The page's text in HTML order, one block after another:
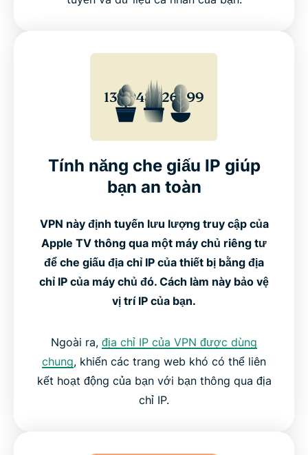
Câu hỏi thường gặp: Giới thiệu về VPN Apple TV
Tính năng che giấu IP giúp
bạn an toàn
VPN này định tuyến lưu lượng truy cập của
Apple TV thông qua một máy chủ riêng tư
để che giấu địa chỉ IP của thiết bị bằng địa
chỉ IP của máy chủ đó. Cách làm này bảo vệ
vị trí IP của bạn.
Ngoài ra, địa chỉ IP của VPN được dùng
chung, khiến các trang web khó có thể liên
kết hoạt động của bạn với bạn thông qua địa
chỉ IP.